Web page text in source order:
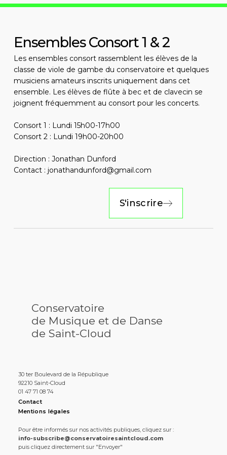
Ensembles Consort 1 & 2
Les ensembles consort rassemblent les élèves de la
classe de viole de gambe du conservatoire et quelques
musiciens amateurs inscrits uniquement dans cet
ensemble. Les élèves de flûte à bec et de clavecin se
joignent fréquemment au consort pour les concerts.
Consort 1 : Lundi 15h00-17h00
Consort 2 : Lundi 19h00-20h00
Direction : Jonathan Dunford
Contact : jonathandunford@gmail.com
S'inscrire
Conservatoire
de Musique et de Danse
de Saint-Cloud
30 ter Boulevard de la République
92210 Saint-Cloud
01 47 71 08 74
Contact
Mentions légales
Pour être informés sur nos activités publiques, cliquez sur :
info-subscribe@conservatoiresaintcloud.com
puis cliquez directement sur "Envoyer"